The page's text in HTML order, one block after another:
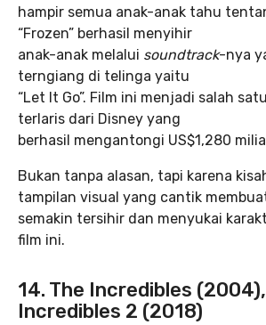
hampir semua anak-anak tahu
“Frozen” berhasil menyihir
anak-anak melalui soundtrack-nya
terngiang di telinga yaitu
“Let It Go”. Film ini menjadi salah
terlaris dari Disney yang
berhasil mengantongi US$1,280
Bukan tanpa alasan, tapi karena
tampilan visual yang cantik
semakin tersihir dan menyukai
film ini.
14. The Incredibles
Incredibles 2 (2018)